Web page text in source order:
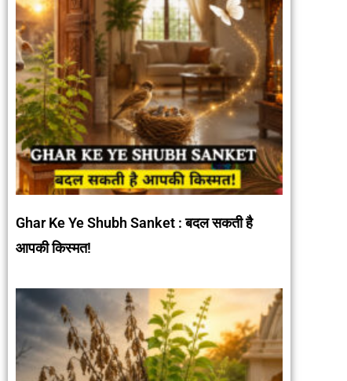
Ghar Ke Ye Shubh Sanket : बदल सकती है
आपकी किस्मत!